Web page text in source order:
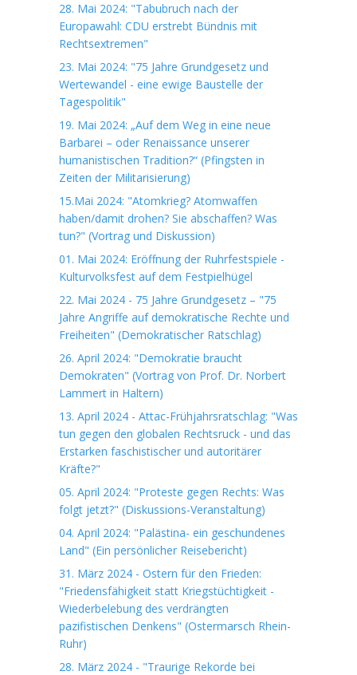
28. Mai 2024: "Tabubruch nach der
Europawahl: CDU erstrebt Bündnis mit
Rechtsextremen"
23. Mai 2024: "75 Jahre Grundgesetz und
Wertewandel - eine ewige Baustelle der
Tagespolitik"
19. Mai 2024: „Auf dem Weg in eine neue
Barbarei – oder Renaissance unserer
humanistischen Tradition?“ (Pfingsten in
Zeiten der Militarisierung)
15.Mai 2024: "Atomkrieg? Atomwaffen
haben/damit drohen? Sie abschaffen? Was
tun?" (Vortrag und Diskussion)
01. Mai 2024: Eröffnung der Ruhrfestspiele -
Kulturvolksfest auf dem Festpielhügel
22. Mai 2024 - 75 Jahre Grundgesetz – "75
Jahre Angriffe auf demokratische Rechte und
Freiheiten" (Demokratischer Ratschlag)
26. April 2024: "Demokratie braucht
Demokraten" (Vortrag von Prof. Dr. Norbert
Lammert in Haltern)
13. April 2024 - Attac-Frühjahrsratschlag: "Was
tun gegen den globalen Rechtsruck - und das
Erstarken faschistischer und autoritärer
Kräfte?"
05. April 2024: "Proteste gegen Rechts: Was
folgt jetzt?" (Diskussions-Veranstaltung)
04. April 2024: "Palästina- ein geschundenes
Land" (Ein persönlicher Reisebericht)
31. März 2024 - Ostern für den Frieden:
"Friedensfähigkeit statt Kriegstüchtigkeit -
Wiederbelebung des verdrängten
pazifistischen Denkens" (Ostermarsch Rhein-
Ruhr)
28. März 2024 - "Traurige Rekorde bei